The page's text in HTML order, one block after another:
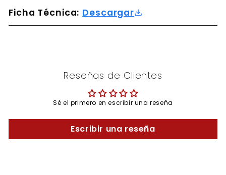
Ficha Técnica: Descargar
Reseñas de Clientes
Sé el primero en escribir una reseña
Escribir una reseña